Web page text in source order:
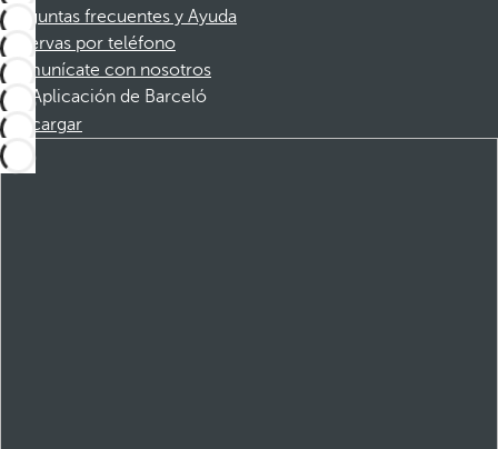
Preguntas frecuentes y Ayuda
Reservas por teléfono
Comunícate con nosotros
Aplicación de Barceló
Descargar